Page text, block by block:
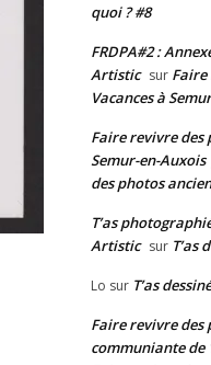
quoi ? #8
FRDPA#2 :
Artistic sur Faire
Vacances à
Faire revivre des
Semur-en-
des photos
T’as
Artistic sur T’as
Lo sur T’as
Faire revivre des
communiante de